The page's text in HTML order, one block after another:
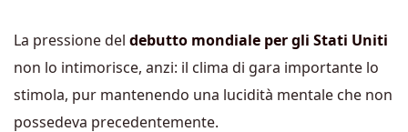
La pressione del debutto mondiale per gli Stati Uniti
non lo intimorisce, anzi: il clima di gara importante lo
stimola, pur mantenendo una lucidità mentale che non
possedeva precedentemente.